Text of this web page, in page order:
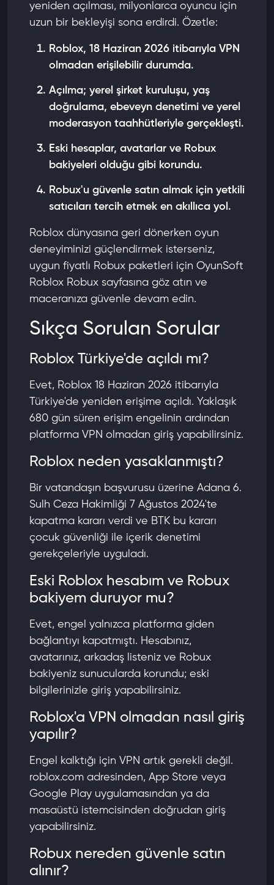
yeniden açılması, milyonlarca oyuncu için
uzun bir bekleyişi sona erdirdi. Özetle:
Roblox, 18 Haziran 2026 itibarıyla VPN
olmadan erişilebilir durumda.
Açılma; yerel şirket kuruluşu, yaş
doğrulama, ebeveyn denetimi ve yerel
moderasyon taahhütleriyle gerçekleşti.
Eski hesaplar, avatarlar ve Robux
bakiyeleri olduğu gibi korundu.
Robux'u güvenle satın almak için yetkili
satıcıları tercih etmek en akıllıca yol.
Roblox dünyasına geri dönerken oyun
deneyiminizi güçlendirmek isterseniz,
uygun fiyatlı Robux paketleri için OyunSoft
Roblox Robux sayfasına göz atın ve
maceranıza güvenle devam edin.
Sıkça Sorulan Sorular
Roblox Türkiye'de açıldı mı?
Evet, Roblox 18 Haziran 2026 itibarıyla
Türkiye'de yeniden erişime açıldı. Yaklaşık
680 gün süren erişim engelinin ardından
platforma VPN olmadan giriş yapabilirsiniz.
Roblox neden yasaklanmıştı?
Bir vatandaşın başvurusu üzerine Adana 6.
Sulh Ceza Hakimliği 7 Ağustos 2024'te
kapatma kararı verdi ve BTK bu kararı
çocuk güvenliği ile içerik denetimi
gerekçeleriyle uyguladı.
Eski Roblox hesabım ve Robux
bakiyem duruyor mu?
Evet, engel yalnızca platforma giden
bağlantıyı kapatmıştı. Hesabınız,
avatarınız, arkadaş listeniz ve Robux
bakiyeniz sunucularda korundu; eski
bilgilerinizle giriş yapabilirsiniz.
Roblox'a VPN olmadan nasıl giriş
yapılır?
Engel kalktığı için VPN artık gerekli değil.
roblox.com adresinden, App Store veya
Google Play uygulamasından ya da
masaüstü istemcisinden doğrudan giriş
yapabilirsiniz.
Robux nereden güvenle satın
alınır?